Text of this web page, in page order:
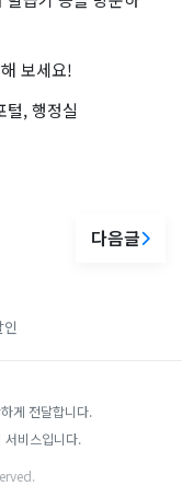
보세요!
털, 행정실
다음글
게 전달합니다.
서비스입니다.